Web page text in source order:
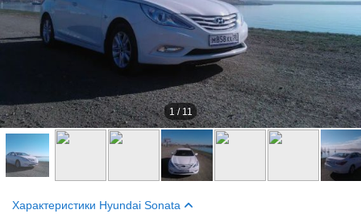
1 / 11
Характеристики Hyundai Sonata